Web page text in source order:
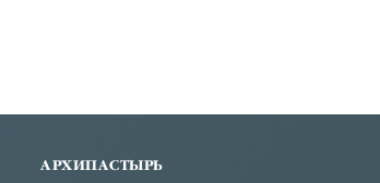
АРХИПАСТЫРЬ